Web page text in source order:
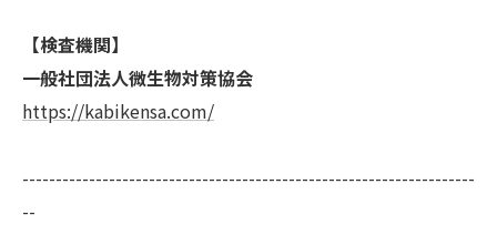
【検査機関】
一般社団法人微生物対策協会
https://kabikensa.com/
--------------------------------------------------------------------
--